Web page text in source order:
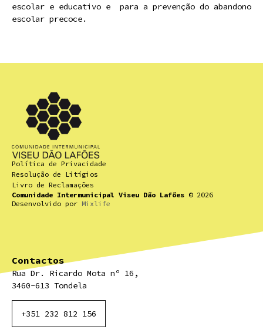
escolar e educativo e para a prevenção do abandono
escolar precoce.
Política de Privacidade
Resolução de Litígios
Livro de Reclamações
Comunidade Intermunicipal Viseu Dão Lafões © 2026
Desenvolvido por Mixlife
Contactos
Rua Dr. Ricardo Mota nº 16,
3460-613 Tondela
+351 232 812 156